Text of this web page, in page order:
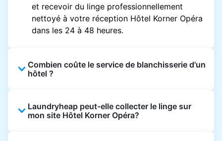
et recevoir du linge professionnellement
nettoyé à votre réception Hôtel Korner Opéra
dans les 24 à 48 heures.
Combien coûte le service de blanchisserie d'un
hôtel ?
fonction de l'établissement et du vêtement et
sont souvent beaucoup plus élevés.
Laundryheap peut-elle collecter le linge sur
mon site Hôtel Korner Opéra?